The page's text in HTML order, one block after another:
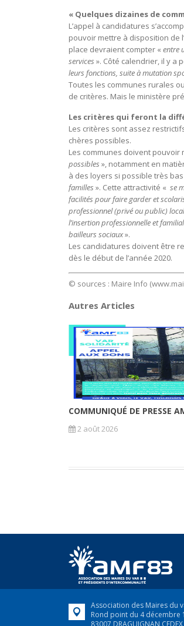
« Quelques dizaines de
L’appel à candidatures
pouvoir mettre à disposition de
place devraient compter « entre
services ». Côté calendrier, il y a
leurs fonctions, suite à mutation
Toutes les communes rurales
de critères. Mais le ministère
Les critères qui feront la
Les critères sont assez
chères possibles.
Les communes doivent
possibles », notamment en
à des loyers si possible très bas
familles ». Cette attractivité « se
facilités pour faire garder et
professionnel (privé ou public)
l’insertion professionnelle et
bailleurs sociaux».
Les candidatures doivent être
dès le début de l’année 2020.
© sources : Maire Info
Autres Articles
COMMUNIQUÉ DE PRESSE
2 août 2026
Association des Maires du
Rond point du 4 décembre
83007 DRAGUIGNAN CEDEX